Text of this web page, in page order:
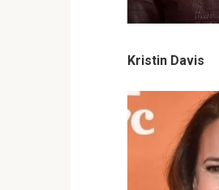
Kristin Davis